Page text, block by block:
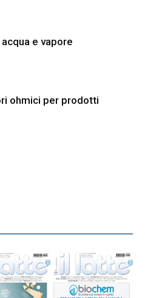
e vapore
ohmici per prodotti